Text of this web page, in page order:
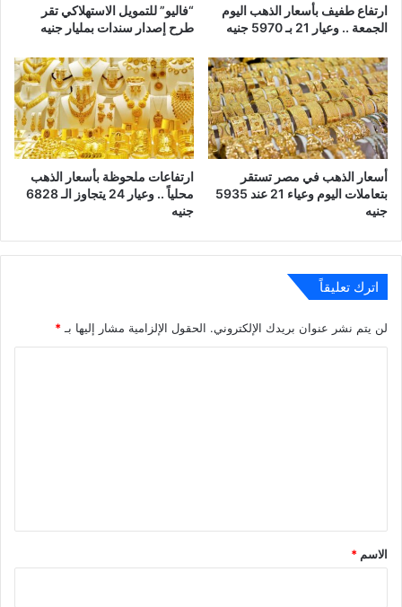
ارتفاع طفيف بأسعار الذهب اليوم
الجمعة .. وعيار 21 بـ 5970 جنيه
“فاليو” للتمويل الاستهلاكي تقر
طرح إصدار سندات بمليار جنيه
أسعار الذهب في مصر تستقر
بتعاملات اليوم وعياء 21 عند 5935
جنيه
ارتفاعات ملحوظة بأسعار الذهب
محلياً .. وعيار 24 يتجاوز الـ 6828
جنيه
اترك تعليقاً
لن يتم نشر عنوان بريدك الإلكتروني. الحقول الإلزامية مشار إليها بـ*
*
الاسم *